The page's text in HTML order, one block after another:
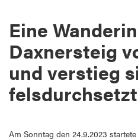
Eine
Daxnersteig
und verstieg
Am Sonntag den 24.9.2023